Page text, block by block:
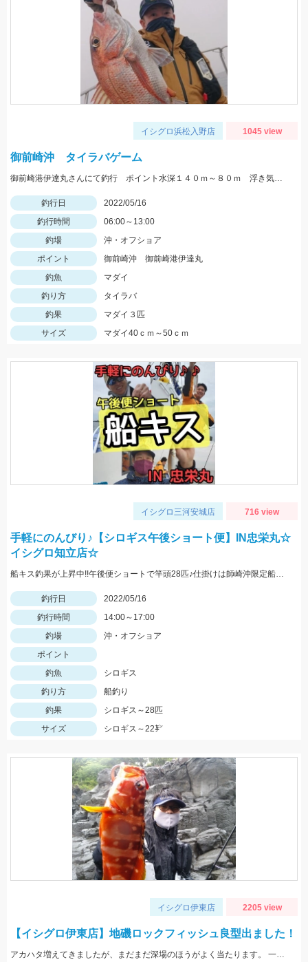
イシグロ浜松入野店 1045 view
御前崎沖 タイラバゲーム
御前崎港伊達丸さんにて釣行 ポイント水深１４０ｍ～８０ｍ 浮き気味のやる気のある真鯛を探す釣り方でした。
釣行日
2022/05/16
釣行時間
06:00～13:00
釣場
沖・オフショア
ポイント
御前崎沖 御前崎港伊達丸
釣魚
マダイ
釣り方
タイラバ
釣果
マダイ３匹
サイズ
マダイ40ｃｍ～50ｃｍ
イシグロ三河安城店 716 view
手軽にのんびり♪【シロギス午後ショート便】IN忠栄丸☆
イシグロ知立店☆
船キス釣果が上昇中!!午後便ショートで竿頭28匹♪仕掛けは師崎沖限定船キス仕掛け7号です♪
釣行日
2022/05/16
釣行時間
14:00～17:00
釣場
沖・オフショア
ポイント
釣魚
シロギス
釣り方
船釣り
釣果
シロギス～28匹
サイズ
シロギス～22㌢
イシグロ伊東店 2205 view
【イシグロ伊東店】地磯ロックフィッシュ良型出ました！
アカハタ増えてきましたが、まだまだ深場のほうがよく当たります。 一誠ジャコバグ3.2インチのテキサスリグでヒット。